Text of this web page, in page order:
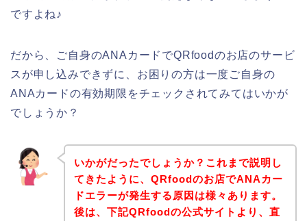
ですよね♪
だから、ご自身のANAカードでQRfoodのお店のサービ
スが申し込みできずに、お困りの方は一度ご自身の
ANAカードの有効期限をチェックされてみてはいかが
でしょうか？
いかがだったでしょうか？これまで説明し
てきたように、QRfoodのお店でANAカー
ドエラーが発生する原因は様々あります。
後は、下記QRfoodの公式サイトより、直